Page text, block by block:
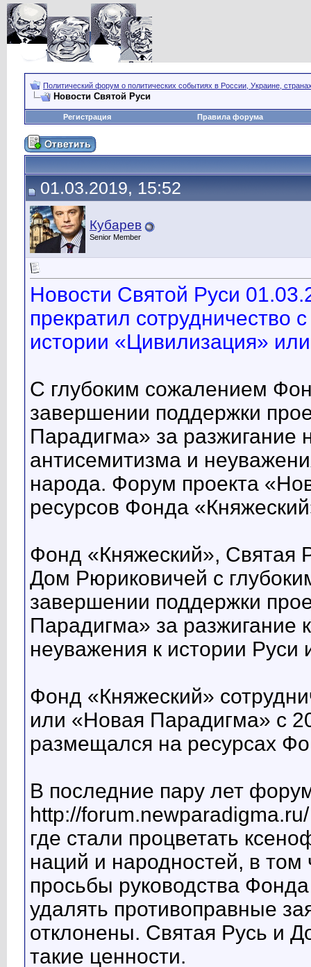
Политический форум о политических событиях в России, Украине,
Новости Святой Руси
Регистрация Правила форума
01.03.2019, 15:52
Кубарев
Senior Member
Новости Святой Руси
прекратил сотрудничество
истории «Цивилизация»
С глубоким сожалением
завершении поддержки
Парадигма» за разжигание
антисемитизма и
народа. Форум проекта
ресурсов Фонда
Фонд «Княжеский», Святая
Дом Рюриковичей с
завершении поддержки
Парадигма» за разжигание
неуважения к истории Руси
Фонд «Княжеский»
или «Новая Парадигма» с
размещался на ресурсах
В последние пару лет
http://
где стали процветать
наций и народностей, в том
просьбы руководства
удалять противоправные
отклонены. Святая Русь и
такие ценности.